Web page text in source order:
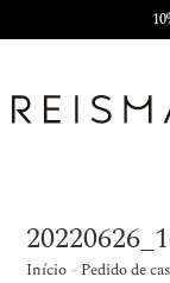
Início » Pedido de